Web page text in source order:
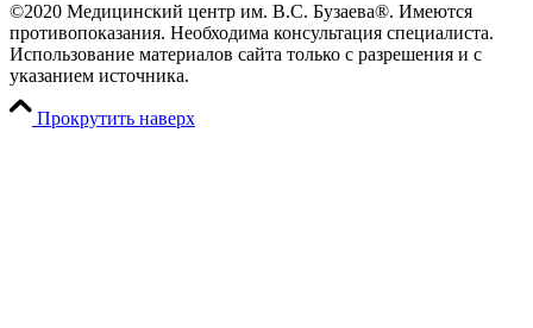
©2020 Медицинский центр им. В.С. Бузаева®. Имеются
противопоказания. Необходима консультация специалиста.
Использование материалов сайта только с разрешения и с
указанием источника.
Прокрутить наверх